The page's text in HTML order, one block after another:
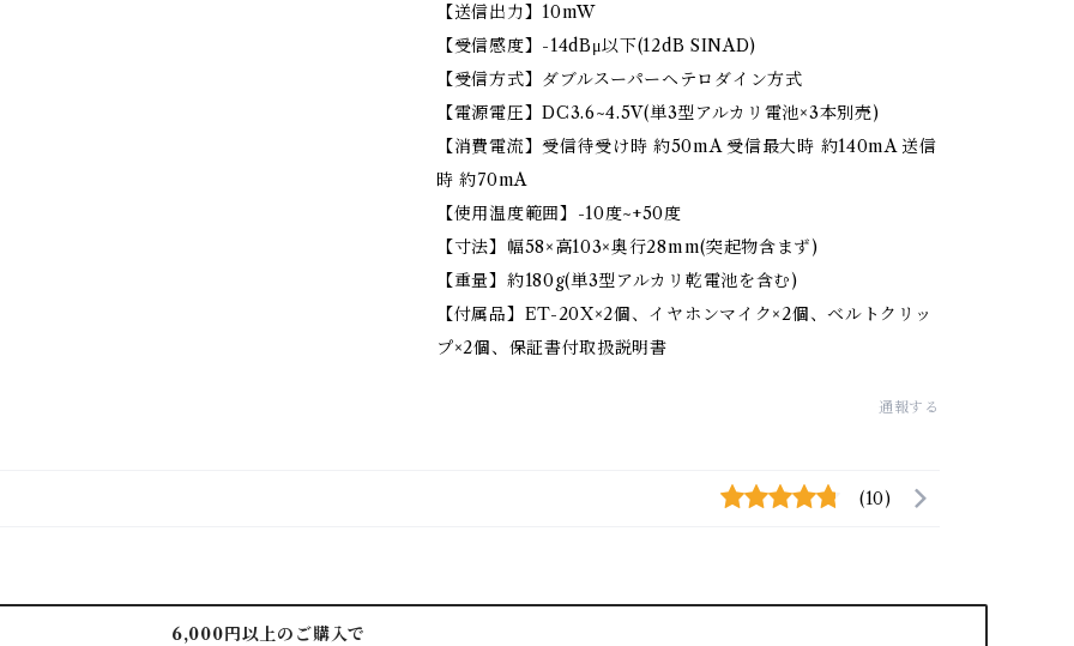
【送信出力】10mW
【受信感度】-14dBμ以下(12dB SINAD)
【受信方式】ダブルスーパーヘテロダイン方式
【電源電圧】DC3.6~4.5V(単3型アルカリ電池×3本別売)
【消費電流】受信待受け時 約50mA 受信最大時 約140mA 送信
時 約70mA
【使用温度範囲】-10度~+50度
【寸法】幅58×高103×奥行28mm(突起物含まず)
【重量】約180g(単3型アルカリ乾電池を含む)
【付属品】ET-20X×2個、イヤホンマイク×2個、ベルトクリッ
プ×2個、保証書付取扱説明書
通報する
(10)
6,000円以上のご購入で